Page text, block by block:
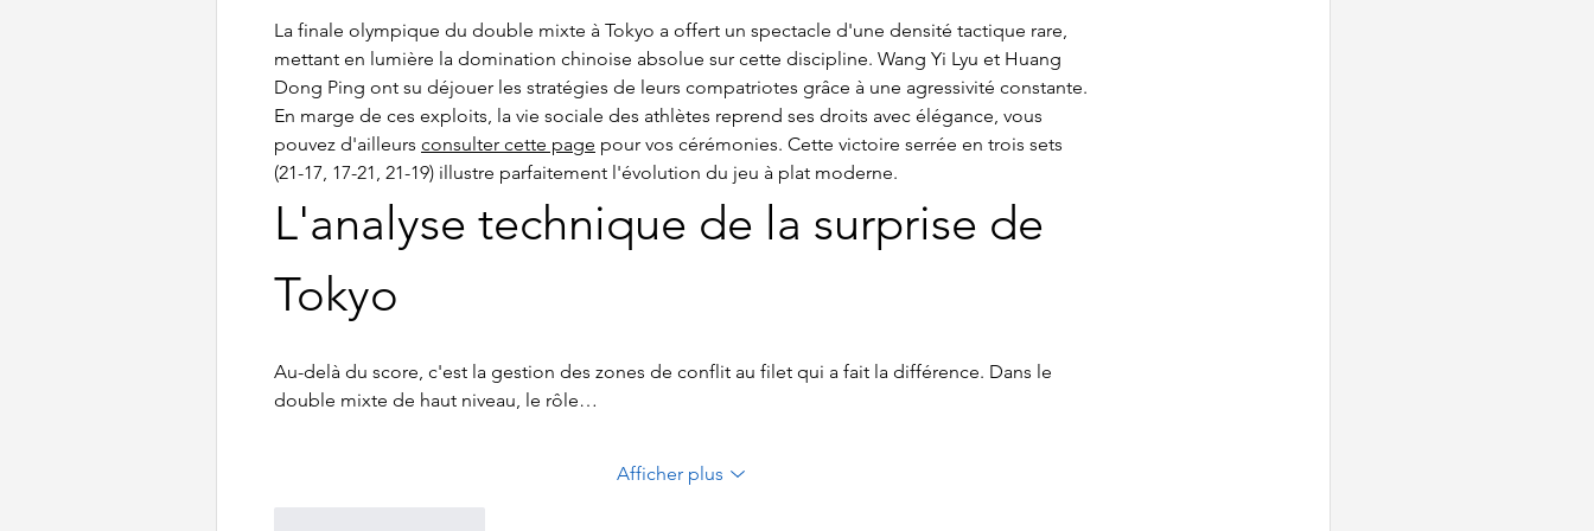
La finale olympique du double mixte à Tokyo a offert un spectacle d'une densité tactique rare,
mettant en lumière la domination chinoise absolue sur cette discipline. Wang Yi Lyu et Huang
Dong Ping ont su déjouer les stratégies de leurs compatriotes grâce à une agressivité constante.
En marge de ces exploits, la vie sociale des athlètes reprend ses droits avec élégance, vous
pouvez d'ailleurs consulter cette page pour vos cérémonies. Cette victoire serrée en trois sets
(21-17, 17-21, 21-19) illustre parfaitement l'évolution du jeu à plat moderne.
L'analyse technique de la surprise de
Tokyo
Au-delà du score, c'est la gestion des zones de conflit au filet qui a fait la différence. Dans le
double mixte de haut niveau, le rôle…
Afficher plus